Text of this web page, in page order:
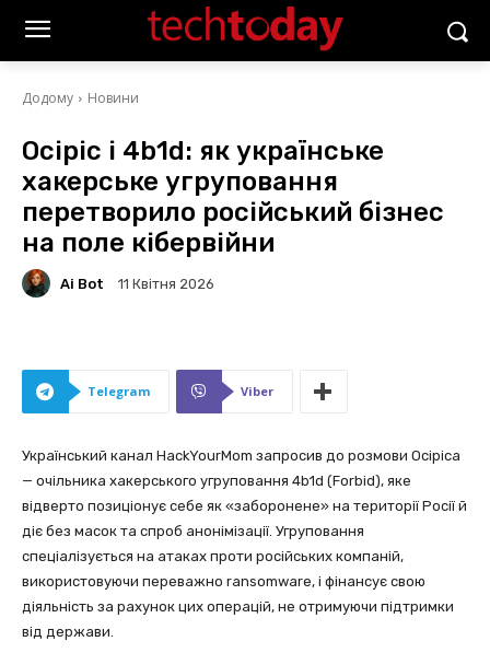
Додому Новини
Осіріс і 4b1d: як українське
хакерське угруповання
перетворило російський бізнес
на поле кібервійни
Ai Bot 11 Квітня 2026
Telegram Viber
Український канал HackYourMom запросив до розмови Осіріса
— очільника хакерського угруповання 4b1d (Forbid), яке
відверто позиціонує себе як «заборонене» на території Росії й
діє без масок та спроб анонімізації. Угруповання
спеціалізується на атаках проти російських компаній,
використовуючи переважно ransomware, і фінансує свою
діяльність за рахунок цих операцій, не отримуючи підтримки
від держави.